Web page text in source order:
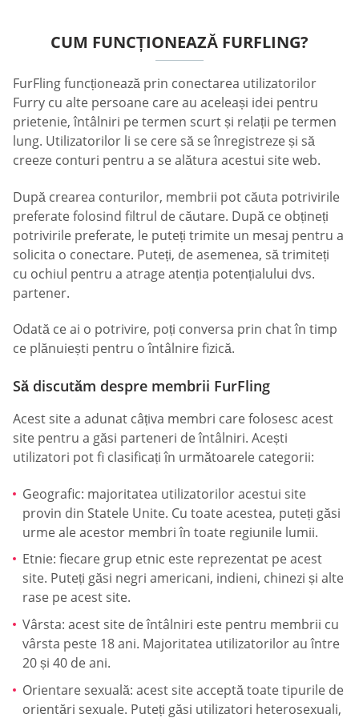
CUM FUNCȚIONEAZĂ FURFLING?
FurFling funcționează prin conectarea utilizatorilor
Furry cu alte persoane care au aceleași idei pentru
prietenie, întâlniri pe termen scurt și relații pe termen
lung. Utilizatorilor li se cere să se înregistreze și să
creeze conturi pentru a se alătura acestui site web.
După crearea conturilor, membrii pot căuta potrivirile
preferate folosind filtrul de căutare. După ce obțineți
potrivirile preferate, le puteți trimite un mesaj pentru a
solicita o conectare. Puteți, de asemenea, să trimiteți
cu ochiul pentru a atrage atenția potențialului dvs.
partener.
Odată ce ai o potrivire, poți conversa prin chat în timp
ce plănuiești pentru o întâlnire fizică.
Să discutăm despre membrii FurFling
Acest site a adunat câțiva membri care folosesc acest
site pentru a găsi parteneri de întâlniri. Acești
utilizatori pot fi clasificați în următoarele categorii:
Geografic: majoritatea utilizatorilor acestui site
provin din Statele Unite. Cu toate acestea, puteți găsi
urme ale acestor membri în toate regiunile lumii.
Etnie: fiecare grup etnic este reprezentat pe acest
site. Puteți găsi negri americani, indieni, chinezi și alte
rase pe acest site.
Vârsta: acest site de întâlniri este pentru membrii cu
vârsta peste 18 ani. Majoritatea utilizatorilor au între
20 și 40 de ani.
Orientare sexuală: acest site acceptă toate tipurile de
orientări sexuale. Puteți găsi utilizatori heterosexuali,